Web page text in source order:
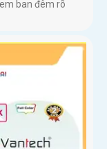
ban đêm rõ